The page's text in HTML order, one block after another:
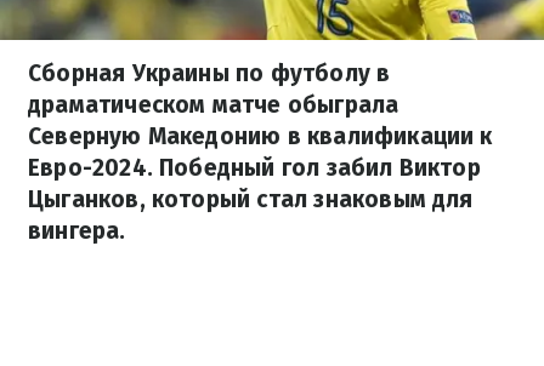
Сборная Украины по футболу в
драматическом матче обыграла
Северную Македонию в квалификации к
Евро-2024. Победный гол забил Виктор
Цыганков, который стал знаковым для
вингера.